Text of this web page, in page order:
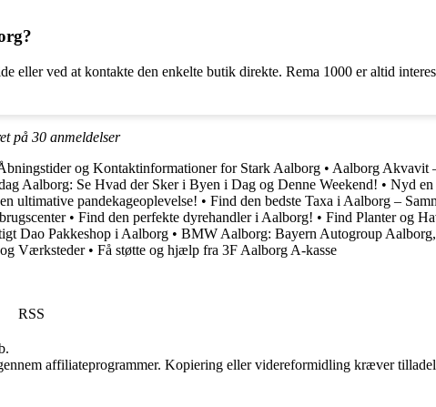
ved at kontakte den enkelte butik direkte. Rema 1000 er altid
på 30 anmeldelser
og Kontaktinformationer for Stark Aalborg • Aalborg Akvavit
Aalborg: Se Hvad der Sker i Byen i Dag og Denne Weekend! • Nyd en
ultimative pandekageoplevelse! • Find den bedste Taxa i Aalborg –
• Find den perfekte dyrehandler i Aalborg! • Find Planter og
Dao Pakkeshop i Aalborg • BMW Aalborg: Bayern Autogroup
Værksteder• Få støtte og hjælp fra 3F Aalborg A-kasse
RSS
affiliateprogrammer. Kopiering eller videreformidling kræver